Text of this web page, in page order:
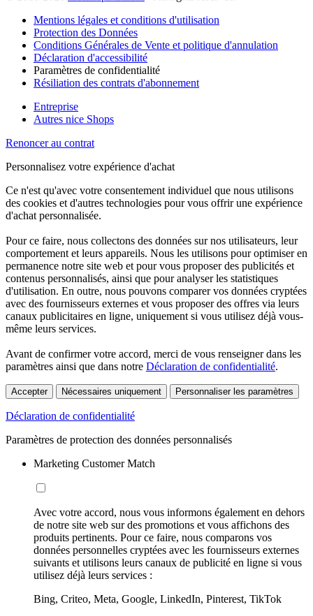
Mentions légales et conditions d'utilisation
Protection des Données
Conditions Générales de Vente et politique d'annulation
Déclaration d'accessibilité
Paramètres de confidentialité
Résiliation des contrats d'abonnement
Entreprise
Autres nice Shops
Renoncer au contrat
Personnalisez votre expérience d'achat
Ce n'est qu'avec votre consentement individuel que nous utilisons
des cookies et d'autres technologies pour vous offrir une expérience
d'achat personnalisée.
Pour ce faire, nous collectons des données sur nos utilisateurs, leur
comportement et leurs appareils. Nous les utilisons pour optimiser en
permanence notre site web et pour vous proposer des publicités et
contenus personnalisés, ainsi que pour analyser les statistiques
d'utilisation. En outre, nous pouvons comparer vos données cryptées
avec des fournisseurs externes et vous proposer des offres via leurs
canaux publicitaires en ligne, uniquement si vous utilisez déjà vous-
même leurs services.
Avant de confirmer votre accord, merci de vous renseigner dans les
paramètres ainsi que dans notre Déclaration de confidentialité.
Accepter Nécessaires uniquement Personnaliser les paramètres
Déclaration de confidentialité
Paramètres de protection des données personnalisés
Marketing Customer Match
Avec votre accord, nous vous informons également en dehors
de notre site web sur des promotions et vous affichons des
produits pertinents. Pour ce faire, nous comparons vos
données personnelles cryptées avec les fournisseurs externes
suivants et utilisons leurs canaux de publicité en ligne si vous
utilisez déjà leurs services :
Bing, Criteo, Meta, Google, LinkedIn, Pinterest, TikTok